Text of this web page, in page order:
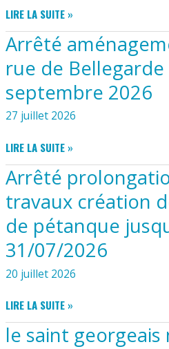
AU
2
AOÛT
2026
PROGRAMME
WEEK-
END
BULLETIN
INSCRIPTION
RANDONNÉE
FÊTE
MELON
LIRE LA SUITE »
Arrêté
rue de
septembre 2026
27 juillet 2026
ARRÊTÉ
AMÉNAGEMENT
QUAI
BUS
RUE
DE
BELLEGARDE
DU
1ER
AU
18
SEPTEMBRE
2026
LIRE LA SUITE »
Arrêté
travaux création
de pétanque
31/07/2026
20 juillet 2026
ARRÊTÉ
PROLONGATION
DE
LIRE LA SUITE »
le saint georgeais